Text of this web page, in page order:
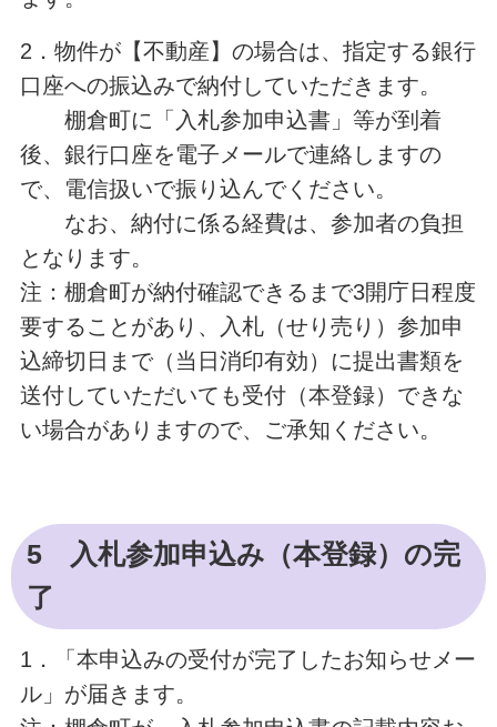
2．物件が【不動産】の場合は、指定する銀行
口座への振込みで納付していただきます。
棚倉町に「入札参加申込書」等が到着
後、銀行口座を電子メールで連絡しますの
で、電信扱いで振り込んでください。
なお、納付に係る経費は、参加者の負担
となります。
注：棚倉町が納付確認できるまで3開庁日程度
要することがあり、入札（せり売り）参加申
込締切日まで（当日消印有効）に提出書類を
送付していただいても受付（本登録）できな
い場合がありますので、ご承知ください。
5 入札参加申込み（本登録）の完
了
1．「本申込みの受付が完了したお知らせメー
ル」が届きます。